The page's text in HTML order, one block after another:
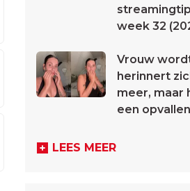
week 32
Vrouw
herinnert
meer, maar
een
LEES MEER